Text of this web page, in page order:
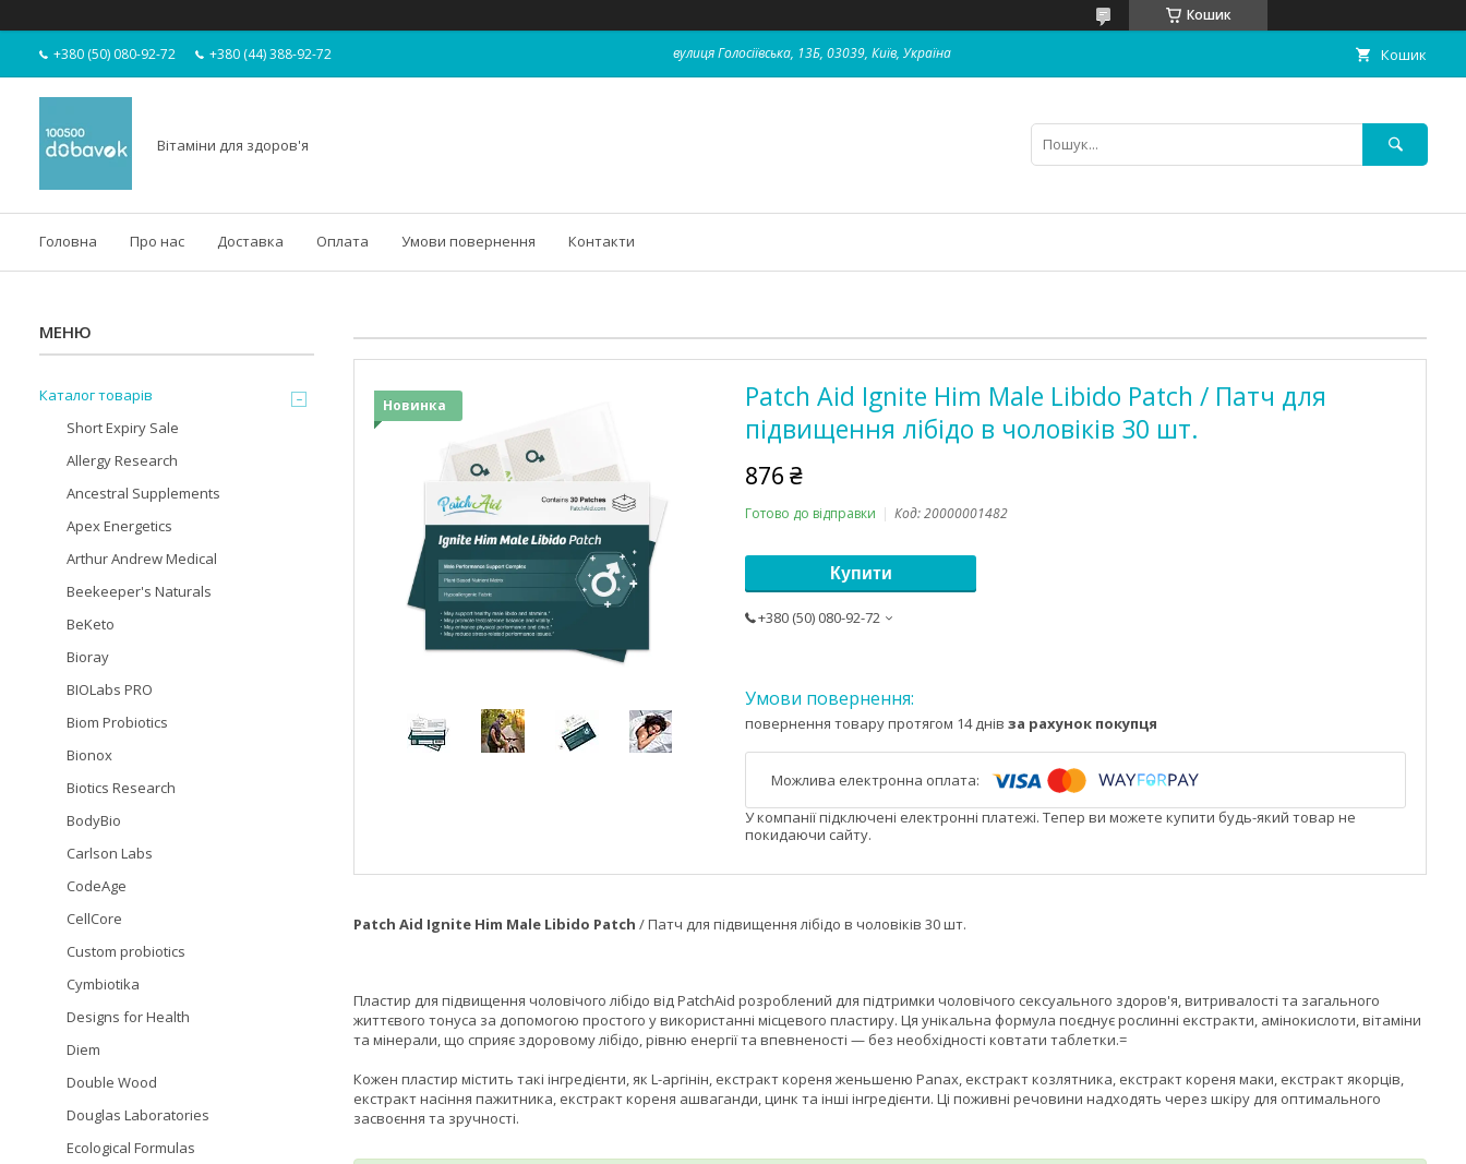
Кошик
+380 (50) 080-92-72 +380 (44) 388-92-72 вулиця Голосіївська, 13Б, 03039, Київ, Україна Кошик
Вітаміни для здоров'я
Головна Про нас Доставка Оплата Умови повернення Контакти
Новинка
Patch Aid Ignite Him Male Libido Patch / Патч для
підвищення лібідо в чоловіків 30 шт.
876 ₴
Готово до відправки Код:20000001482
Купити
+380 (50) 080-92-72
повернення товару протягом 14 днів за рахунок покупця
У компанії підключені електронні платежі. Тепер ви можете купити будь-який товар не
покидаючи сайту.
Patch Aid Ignite Him Male Libido Patch / Патч для підвищення лібідо в чоловіків 30 шт.
Пластир для підвищення чоловічого лібідо від PatchAid розроблений для підтримки чоловічого сексуального здоров'я, витривалості та загального
життєвого тонуса за допомогою простого у використанні місцевого пластиру. Ця унікальна формула поєднує рослинні екстракти, амінокислоти, вітаміни
та мінерали, що сприяє здоровому лібідо, рівню енергії та впевненості — без необхідності ковтати таблетки.=
Кожен пластир містить такі інгредієнти, як L-аргінін, екстракт кореня женьшеню Panax, екстракт козлятника, екстракт кореня маки, екстракт якорців,
екстракт насіння пажитника, екстракт кореня ашваганди, цинк та інші інгредієнти. Ці поживні речовини надходять через шкіру для оптимального
засвоєння та зручності.
Каталог товарів
Short Expiry Sale
Allergy Research
Ancestral Supplements
Apex Energetics
Arthur Andrew Medical
Beekeeper's Naturals
BeKeto
Bioray
BIOLabs PRO
Biom Probiotics
Bionox
Biotics Research
BodyBio
Carlson Labs
CodeAge
CellCore
Custom probiotics
Cymbiotika
Designs for Health
Diem
Double Wood
Douglas Laboratories
Ecological Formulas